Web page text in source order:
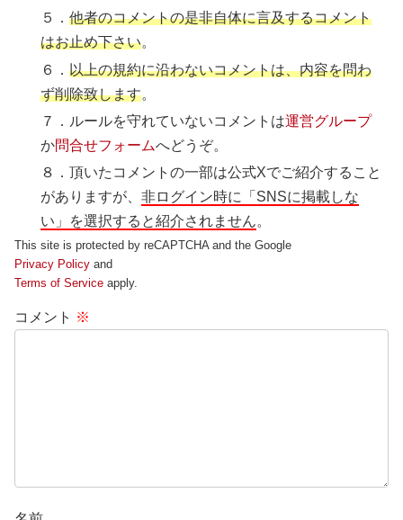
５．他者のコメントの是非自体に言及するコメント
はお止め下さい。
６．以上の規約に沿わないコメントは、内容を問わ
ず削除致します。
７．ルールを守れていないコメントは運営グループ
か問合せフォームへどうぞ。
８．頂いたコメントの一部は公式Xでご紹介すること
がありますが、非ログイン時に「SNSに掲載しな
い」を選択すると紹介されません。
This site is protected by reCAPTCHA and the Google
Privacy Policy and
Terms of Service apply.
コメント ※